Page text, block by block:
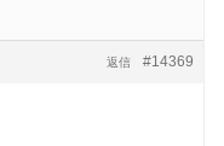
#14369
返信